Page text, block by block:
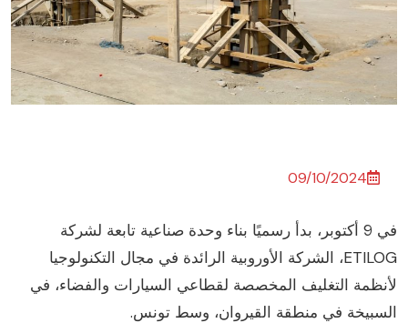
09/10/2024
في 9 أكتوبر، بدأ رسميًا بناء وحدة صناعية تابعة لشركة
ETILOG، الشركة الأوروبية الرائدة في مجال التكنولوجيا
التغليف المخصصة لقطاعي السيارات والفضاء، في
في منطقة القيروان، وسط تونس.